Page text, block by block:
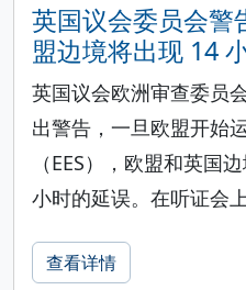
英国议会委员会警
盟边境将出现 14
英国议会欧洲审查委员
出警告，一旦欧盟开始
（EES），欧盟和英国
小时的延误。在听证会
查看详情